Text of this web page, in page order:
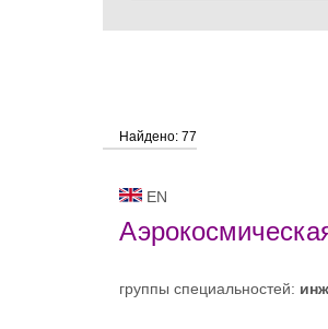
Найдено: 77
EN
группы специальностей: